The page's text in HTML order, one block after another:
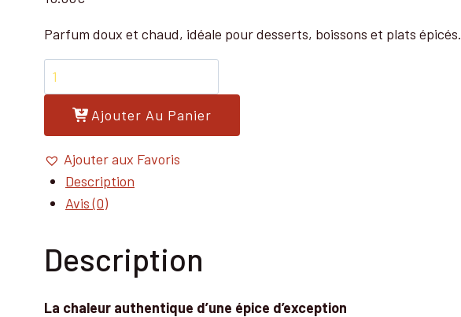
Parfum doux et chaud, idéale pour desserts, boissons et plats épicés.
quantité
de
Cannelle
en
poudre
Ajouter Au Panier
Ajouter aux Favoris
Description
Avis (0)
Description
La chaleur authentique d’une épice d’exception